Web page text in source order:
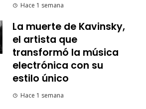
Hace 1 semana
La muerte de Kavinsky,
el artista que
transformó la música
electrónica con su
estilo único
Hace 1 semana